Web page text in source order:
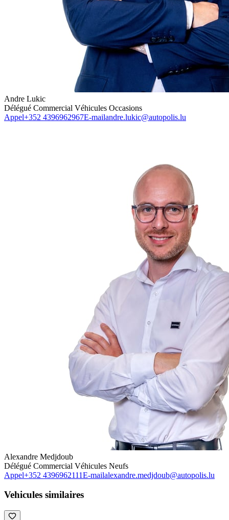
Andre Lukic
Délégué Commercial Véhicules Occasions
Appel+352 4396962967E-mailandre.lukic@autopolis.lu
Alexandre Medjdoub
Délégué Commercial Véhicules Neufs
Appel+352 4396962111E-mailalexandre.medjdoub@autopolis.lu
Vehicules similaires